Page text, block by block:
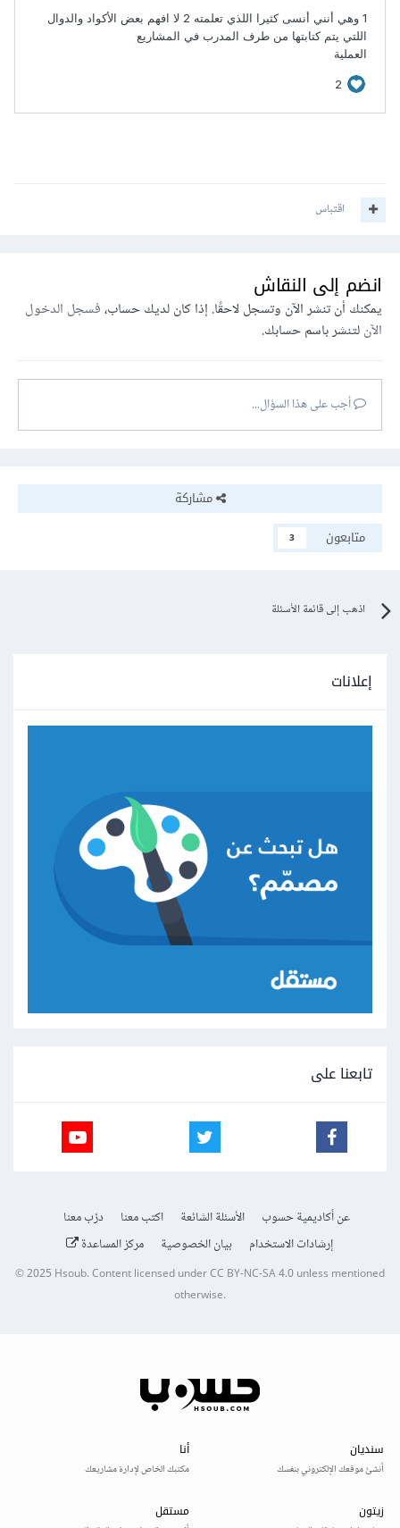
اقتباس
انضم إلى النقاش
يمكنك أن تنشر الآن وتسجل لاحقًا. إذا كان لديك حساب،فسجل الدخول
الآنلتنشر باسم حسابك.
أجب على هذا السؤال...
مشاركة
متابعون
3
اذهب إلى قائمة الأسئلة
إعلانات
تابعنا على
عن أكاديمية حسوب الأسئلة الشائعة اكتب معنا
درّب معنا
إرشادات الاستخدام
بيان الخصوصية مركز المساعدة
© 2025Hsoub.Content licensed underCC BY-NC-SA 4.0unless mentioned
otherwise.